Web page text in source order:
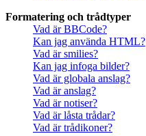
Formatering och trådtyper
Vad är BBCode?
Kan jag använda HTML?
Vad är smilies?
Kan jag infoga bilder?
Vad är globala anslag?
Vad är anslag?
Vad är notiser?
Vad är låsta trådar?
Vad är trådikoner?